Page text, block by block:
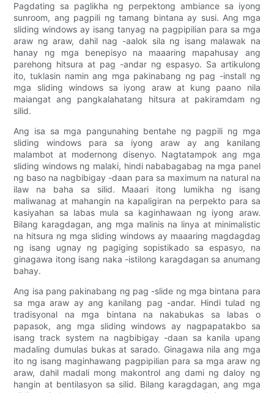
Pagdating sa paglikha ng perpektong ambiance sa iyong
sunroom, ang pagpili ng tamang bintana ay susi. Ang mga
sliding windows ay isang tanyag na pagpipilian para sa mga
araw ng araw, dahil nag -aalok sila ng isang malawak na
hanay ng mga benepisyo na maaaring mapahusay ang
parehong hitsura at pag -andar ng espasyo. Sa artikulong
ito, tuklasin namin ang mga pakinabang ng pag -install ng
mga sliding windows sa iyong araw at kung paano nila
maiangat ang pangkalahatang hitsura at pakiramdam ng
silid.
Ang isa sa mga pangunahing bentahe ng pagpili ng mga
sliding windows para sa iyong araw ay ang kanilang
malambot at modernong disenyo. Nagtatampok ang mga
sliding windows ng malaki, hindi nababagabag na mga panel
ng baso na nagbibigay -daan para sa maximum na natural na
ilaw na baha sa silid. Maaari itong lumikha ng isang
maliwanag at mahangin na kapaligiran na perpekto para sa
kasiyahan sa labas mula sa kaginhawaan ng iyong araw.
Bilang karagdagan, ang mga malinis na linya at minimalistic
na hitsura ng mga sliding windows ay maaaring magdagdag
ng isang ugnay ng pagiging sopistikado sa espasyo, na
ginagawa itong isang naka -istilong karagdagan sa anumang
bahay.
Ang isa pang pakinabang ng pag -slide ng mga bintana para
sa mga araw ay ang kanilang pag -andar. Hindi tulad ng
tradisyonal na mga bintana na nakabukas sa labas o
papasok, ang mga sliding windows ay nagpapatakbo sa
isang track system na nagbibigay -daan sa kanila upang
madaling dumulas bukas at sarado. Ginagawa nila ang mga
ito ng isang maginhawang pagpipilian para sa mga araw ng
araw, dahil madali mong makontrol ang dami ng daloy ng
hangin at bentilasyon sa silid. Bilang karagdagan, ang mga